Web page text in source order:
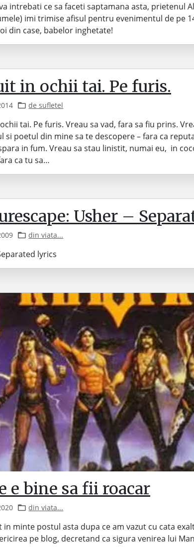
intrebati ce sa faceti saptamana asta, prietenul
imi trimise afisul pentru evenimentul de pe
din case, babelor inghetate!
in ochii tai. Pe furis.
de sufletel
tai. Pe furis. Vreau sa vad, fara sa fiu prins.
si poetul din mine sa te descopere – fara ca
in fum. Vreau sa stau linistit, numai eu, in
ca tu sa…
Usher –
din viata...
lyrics
e bine sa fii roacar
din viata...
in minte postul asta dupa ce am vazut cu cata
pe blog, decretand ca sigura venirea lui